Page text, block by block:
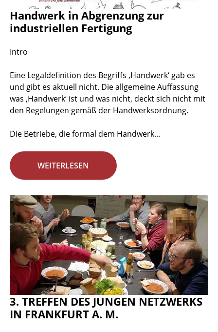
Handwerk in Abgrenzung zur
industriellen Fertigung
Intro
Eine Legaldefinition des Begriffs ‚Handwerk‘ gab es
und gibt es aktuell nicht. Die allgemeine Auffassung
was ‚Handwerk‘ ist und was nicht, deckt sich nicht mit
den Regelungen gemäß der Handwerksordnung.
Die Betriebe, die formal dem Handwerk...
WEITERLESEN
3. TREFFEN DES JUNGEN NETZWERKS
IN FRANKFURT A. M.